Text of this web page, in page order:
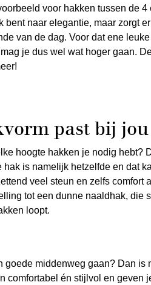
voor hakken tussen de
bent naar elegantie, maar zorgt
van de dag. Voor dat ene
je dus wel wat hoger gaan.
past bij
hoogte hakken je nodig hebt?
hak is namelijk hetzelfde en dat
veel steun en zelfs comfort
tot een dunne naaldhak, die
loopt.
goede middenweg gaan? Dan is
comfortabel én stijlvol en geven